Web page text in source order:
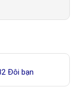
Đôi bạn